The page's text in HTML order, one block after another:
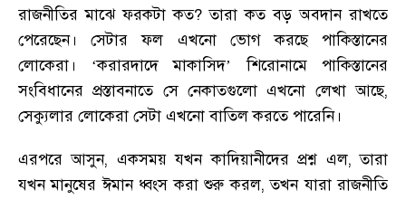
রাজনীতির মাঝে ফরকটা কত?তারা কত বড় অবদান রাখতে
পেরেছেন। সেটার ফল এখনো ভোগ করছে পাকিস্তানের
লোকেরা । ‘করারদাদে মাকাসিদ’ শিরোনামে পাকিস্তানের
সংবিধানের প্রস্তাবনাতে সে নেকাতগুলো এখনো লেখা আছে,
সেক্যুলার লোকেরা সেটা এখনো বাতিল করতে পারেনি।
এরপরে আসুন, একসময় যখন কাদিয়ানীদের প্রশ্ন এল,তারা
যখন মানুষের ঈমান ধ্বংস করা শুরু করল,তখন যারা রাজনীতি